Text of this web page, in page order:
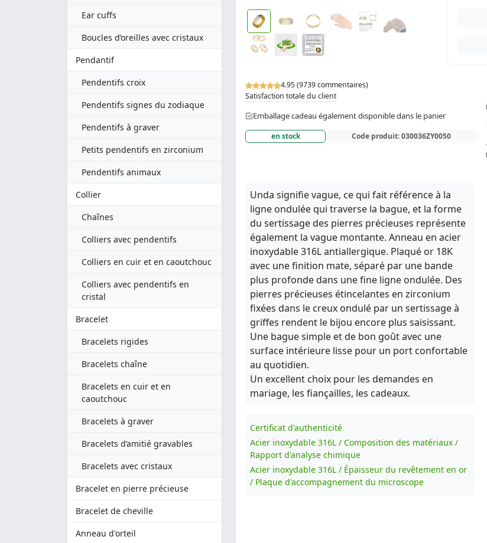
Ear cuffs
Boucles d’oreilles avec cristaux
Pendantif
Pendentifs croix
Pendentifs signes du zodiaque
Pendentifs à graver
Petits pendentifs en zirconium
Pendentifs animaux
Collier
Chaînes
Colliers avec pendentifs
Colliers en cuir et en caoutchouc
Colliers avec pendentifs en
cristal
Bracelet
Bracelets rigides
Bracelets chaîne
Bracelets en cuir et en
caoutchouc
Bracelets à graver
Bracelets d’amitié gravables
Bracelets avec cristaux
Bracelet en pierre précieuse
Bracelet de cheville
Anneau d'orteil
4.95 (9739 commentaires)
Satisfaction totale du client
Emballage cadeau également disponible dans le panier
en stock Code produit:030036ZY0050
Unda signifie vague, ce qui fait référence à la
ligne ondulée qui traverse la bague, et la forme
du sertissage des pierres précieuses représente
également la vague montante. Anneau en acier
inoxydable 316L antiallergique. Plaqué or 18K
avec une finition mate, séparé par une bande
plus profonde dans une fine ligne ondulée. Des
pierres précieuses étincelantes en zirconium
fixées dans le creux ondulé par un sertissage à
griffes rendent le bijou encore plus saisissant.
Une bague simple et de bon goût avec une
surface intérieure lisse pour un port confortable
au quotidien.
Un excellent choix pour les demandes en
mariage, les fiançailles, les cadeaux.
Certificat d'authenticité
Acier inoxydable 316L / Composition des matériaux /
Rapport d'analyse chimique
Acier inoxydable 316L / Épaisseur du revêtement en or
/ Plaque d'accompagnement du microscope